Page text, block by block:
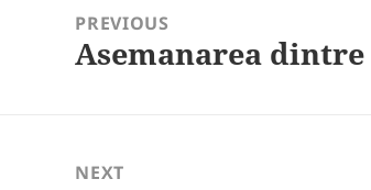
navigationPREVIOUS
Previous
Asemanarea
NEXT